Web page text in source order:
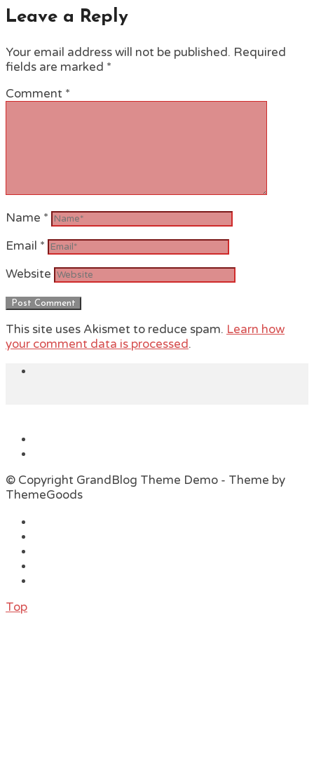
Leave a Reply
Your email address will not be published. Required
fields are marked *
Comment *
Name *
Email *
Website
This site uses Akismet to reduce spam. Learn how
your comment data is processed.
© Copyright GrandBlog Theme Demo - Theme by
ThemeGoods
Top